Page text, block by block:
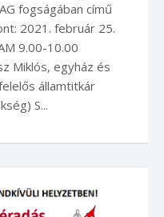
fogságában című
2021. február 25.
9.00-10.00
Miklós, egyház és
államtitkár
S...